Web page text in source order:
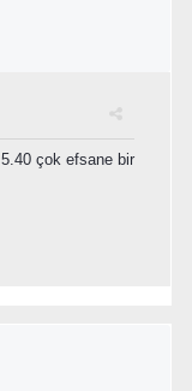
5.40 çok efsane bir